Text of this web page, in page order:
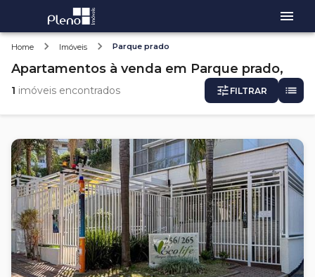
Home Imóveis Parque prado
Apartamentos à venda em Parque prado,
1 imóveis encontrados FILTRAR